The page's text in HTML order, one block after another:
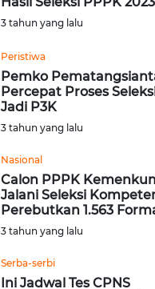
3 tahun yang lalu
Peristiwa
Pemko
Percepat Proses
Jadi P3K
3 tahun yang lalu
Nasional
Calon PPPK
Jalani Seleksi
Perebutkan 1.563
3 tahun yang lalu
Serba-serbi
Ini Jadwal Tes CPNS